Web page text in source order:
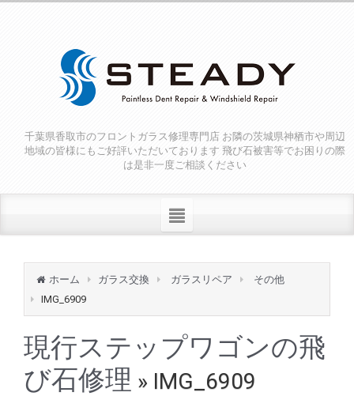
千葉県香取市のフロントガラス修理専門店 お隣の茨城県神栖市や周辺
地域の皆様にもご好評いただいております 飛び石被害等でお困りの際
は是非一度ご相談ください
ホーム ガラス交換 ガラスリペア
その他
IMG_6909
現行ステップワゴンの飛
び石修理 » IMG_6909